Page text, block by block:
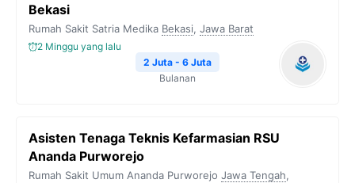
Bekasi
Rumah Sakit Satria Medika Bekasi, Jawa Barat
2 Minggu yang lalu
2 Juta - 6 Juta
Bulanan
Asisten Tenaga Teknis Kefarmasian RSU
Ananda Purworejo
Rumah Sakit Umum Ananda Purworejo Jawa Tengah,